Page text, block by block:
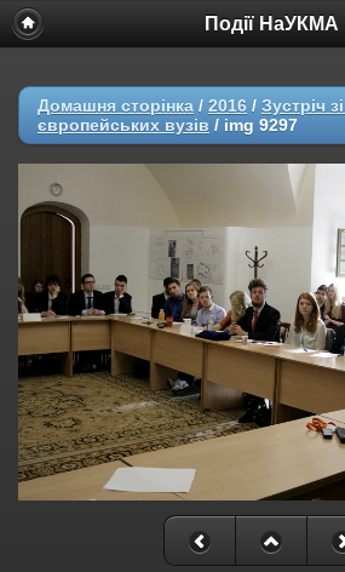
Події НаУКМА
Домашня сторінка / 2016 / Зустріч
європейських вузів / img 9297